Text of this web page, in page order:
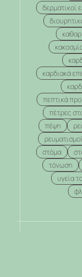
δερματικοί
καρδιακά
πεπτικά
πέτρες
πέψη
ρευματισμοί
στόμα
τόνωση
υγεία
.